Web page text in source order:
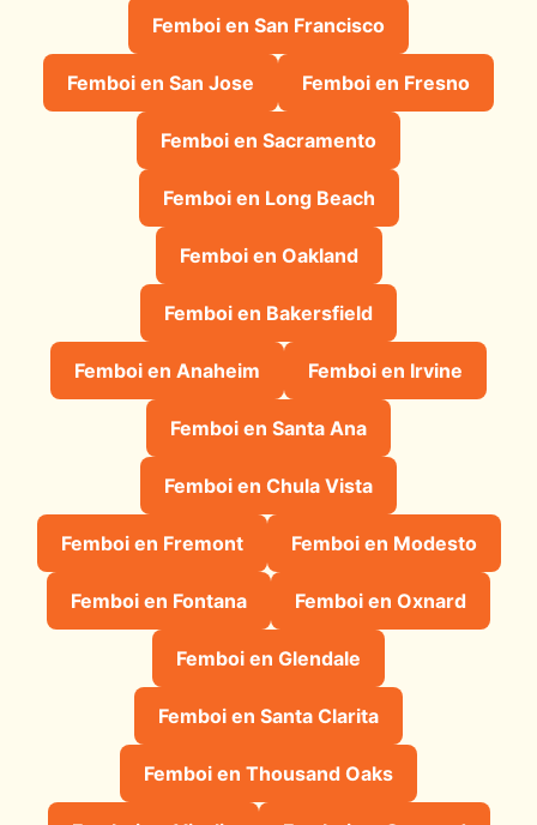
Femboi en San Francisco
Femboi en San Jose Femboi en Fresno
Femboi en Sacramento
Femboi en Long Beach
Femboi en Oakland
Femboi en Bakersfield
Femboi en Anaheim Femboi en Irvine
Femboi en Santa Ana
Femboi en Chula Vista
Femboi en Fremont Femboi en Modesto
Femboi en Fontana Femboi en Oxnard
Femboi en Glendale
Femboi en Santa Clarita
Femboi en Thousand Oaks